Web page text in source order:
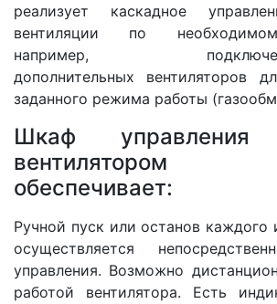
реализует каскадное
вентиляции по
например, подключение/
дополнительных вентиляторов
заданного режима работы
Шкаф управления
обеспечивает:
Ручной пуск или останов каждого
осуществляется
управления. Возможно
работой вентилятора. Есть